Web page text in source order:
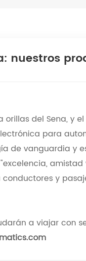
nuestros
orillas del Sena, y
para
de vanguardia y
y
a viajar con